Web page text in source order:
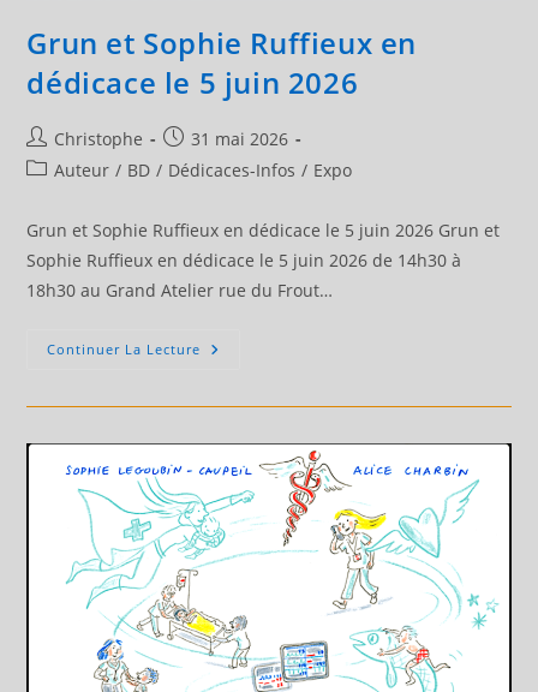
Grun et Sophie Ruffieux en
dédicace le 5 juin 2026
Auteur/autrice
de
Christophe
Publication
publiée :
31 mai 2026
PostAuteur / BD / Dédicaces-Infos / Expo
Grun et Sophie Ruffieux en dédicace le 5 juin 2026 Grun et
Sophie Ruffieux en dédicace le 5 juin 2026 de 14h30 à
18h30 au Grand Atelier rue du Frout…
Continuer La Lecture Grun
Le
5
Juin
2026